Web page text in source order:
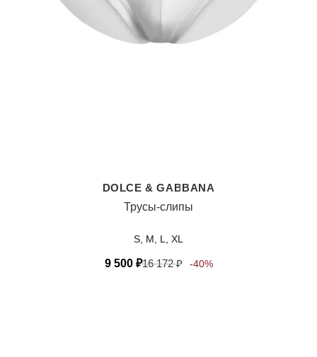
DOLCE & GABBANA
Трусы-слипы
S, M, L, XL
9 500 ₽16 172₽ -40%